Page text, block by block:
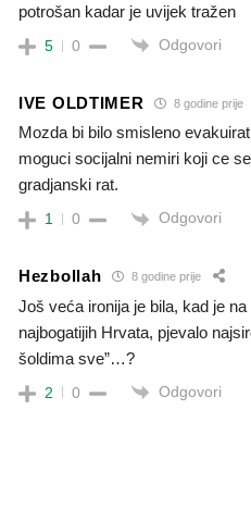
potrošan kadar je uvijek tražen
5 0 Odgovori
IVE OLDTIMER 8 godine prije
Mozda bi bilo smisleno
moguci socijalni nemiri koji ce
gradjanski rat.
1 0 Odgovori
Hezbollah 8 godine prije
Još veća ironija je bila, kad je
najbogatijih Hrvata, pjevalo
šoldima sve”…?
2 0 Odgovori